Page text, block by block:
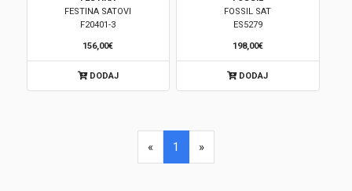
FESTINA SATOVI
F20401-3
156,00€
DODAJ
FOSSIL SAT
ES5279
198,00€
DODAJ
« 1 »